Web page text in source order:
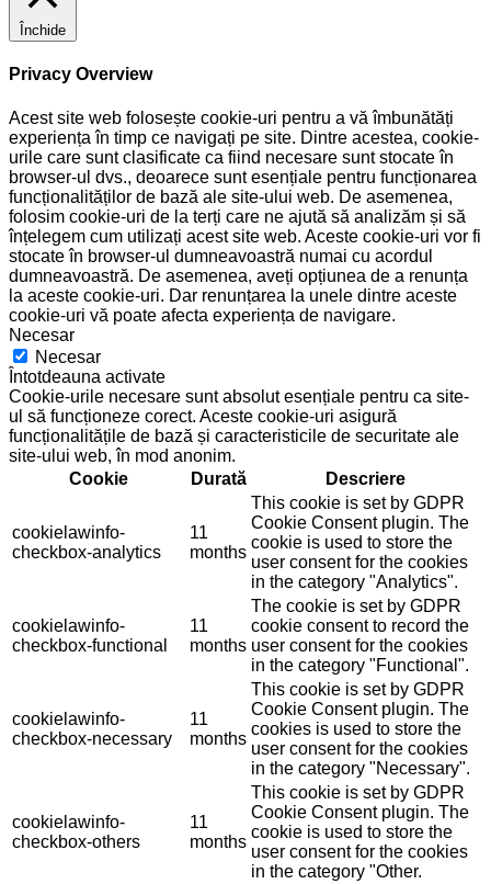
Închide
Privacy Overview
Acest site web folosește cookie-uri pentru a vă îmbunătăți
experiența în timp ce navigați pe site. Dintre acestea, cookie-
urile care sunt clasificate ca fiind necesare sunt stocate în
browser-ul dvs., deoarece sunt esențiale pentru funcționarea
funcționalităților de bază ale site-ului web. De asemenea,
folosim cookie-uri de la terți care ne ajută să analizăm și să
înțelegem cum utilizați acest site web. Aceste cookie-uri vor fi
stocate în browser-ul dumneavoastră numai cu acordul
dumneavoastră. De asemenea, aveți opțiunea de a renunța
la aceste cookie-uri. Dar renunțarea la unele dintre aceste
cookie-uri vă poate afecta experiența de navigare.
Necesar
Necesar
Întotdeauna activate
Cookie-urile necesare sunt absolut esențiale pentru ca site-
ul să funcționeze corect. Aceste cookie-uri asigură
funcționalitățile de bază și caracteristicile de securitate ale
site-ului web, în mod anonim.
Cookie
Durată Descriere
cookielawinfo-
checkbox-analytics
11
months
This cookie is set by GDPR
Cookie Consent plugin. The
cookie is used to store the
user consent for the cookies
in the category "Analytics".
cookielawinfo-
checkbox-functional
11
months
The cookie is set by GDPR
cookie consent to record the
user consent for the cookies
in the category "Functional".
cookielawinfo-
checkbox-necessary
11
months
This cookie is set by GDPR
Cookie Consent plugin. The
cookies is used to store the
user consent for the cookies
in the category "Necessary".
cookielawinfo-
checkbox-others
11
months
This cookie is set by GDPR
Cookie Consent plugin. The
cookie is used to store the
user consent for the cookies
in the category "Other.